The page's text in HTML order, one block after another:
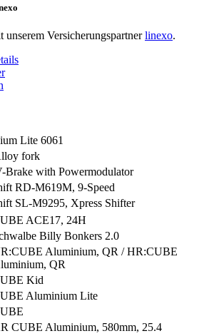
unserem Versicherungspartnerlinexo.
Lite 6061
fork
Brake with Powermodulator
RD-M619M, 9-Speed
SL-M9295, Xpress Shifter
ACE17, 24H
Billy Bonkers 2.0
Aluminium, QR / HR:CUBE
QR
Kid
Aluminium Lite
CUBE Aluminium, 580mm, 25.4